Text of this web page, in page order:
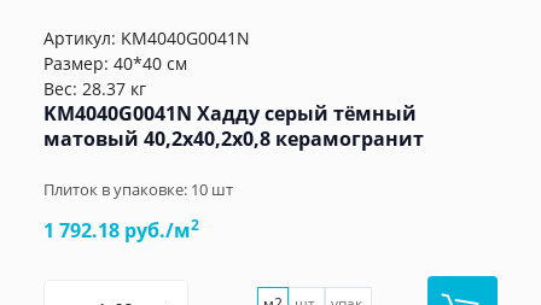
Артикул: KM4040G0041N
Размер: 40*40 см
Вес: 28.37 кг
KM4040G0041N Хадду серый тёмный
матовый 40,2x40,2x0,8 керамогранит
Плиток в упаковке: 10 шт
1 792.18 руб./м2